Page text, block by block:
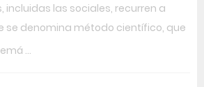
incluidas las sociales, recurren a
se denomina método científico, que
...